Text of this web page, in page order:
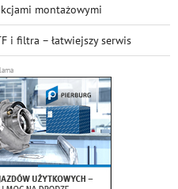
montażowymi
i filtra – łatwiejszy serwis